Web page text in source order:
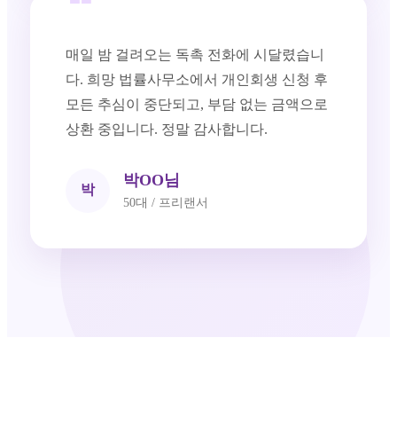
매일 밤 걸려오는 독촉 전화에 시달렸습니
다. 희망 법률사무소에서 개인회생 신청 후
모든 추심이 중단되고, 부담 없는 금액으로
상환 중입니다. 정말 감사합니다.
박
박OO님
50대 / 프리랜서